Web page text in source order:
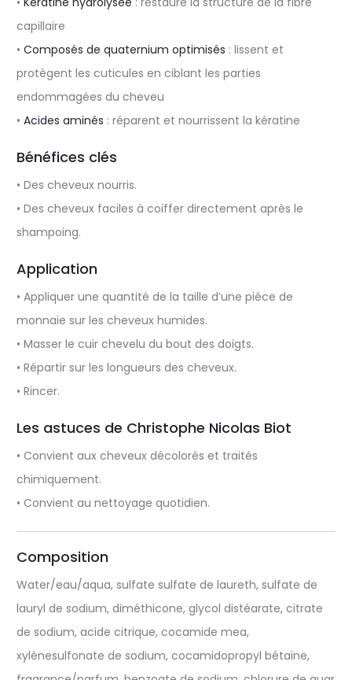
capillaire
• Composés de quaternium optimisés : lissent et
protègent les cuticules en ciblant les parties
endommagées du cheveu
• Acides aminés : réparent et nourrissent la kératine
Bénéfices clés
• Des cheveux nourris.
• Des cheveux faciles à coiffer directement après le
shampoing.
Application
• Appliquer une quantité de la taille d’une pièce de
monnaie sur les cheveux humides.
• Masser le cuir chevelu du bout des doigts.
• Répartir sur les longueurs des cheveux.
• Rincer.
Les astuces de Christophe Nicolas Biot
• Convient aux cheveux décolorés et traités
chimiquement.
• Convient au nettoyage quotidien.
Composition
Water/eau/aqua, sulfate sulfate de laureth, sulfate de
lauryl de sodium, diméthicone, glycol distéarate, citrate
de sodium, acide citrique, cocamide mea,
xylènesulfonate de sodium, cocamidopropyl bétaïne,